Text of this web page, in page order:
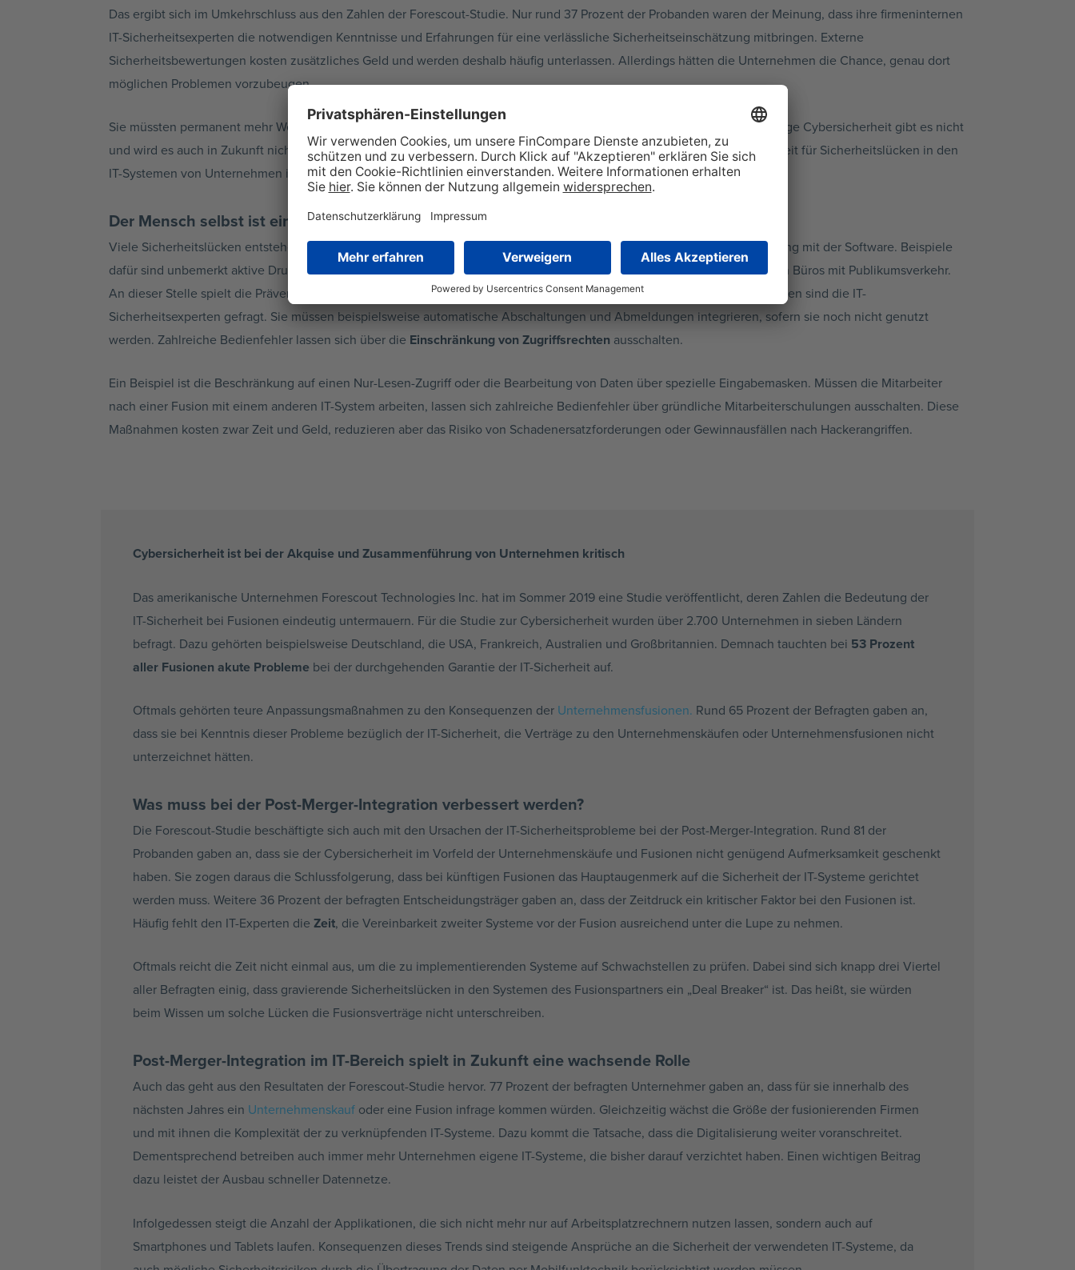
Das ergibt sich im Umkehrschluss aus den Zahlen der Forescout-Studie. Nur rund 37 Prozent der Probanden waren der Meinung, dass ihre firmeninternen
IT-Sicherheitsexperten die notwendigen Kenntnisse und Erfahrungen für eine verlässliche Sicherheitseinschätzung mitbringen. Externe
Sicherheitsbewertungen kosten zusätzliches Geld und werden deshalb häufig unterlassen. Allerdings hätten die Unternehmen die Chance, genau dort
möglichen Problemen vorzubeugen.
Sie müssten permanent mehr Wert auf die ständige Weiterbildung
ihrer internen IT-Experten legen. Eine hundertprozentige Cybersicherheit gibt es nicht
und wird es auch in Zukunft nicht geben. Aber die kontinuierliche Weiterbildung trägt dazu bei, dass die Wahrscheinlichkeit für Sicherheitslücken in den
IT-Systemen von Unternehmen insgesamt sinkt.
Der Mensch selbst ist ein Risikofaktor bei der Post-Merger-Integration der IT-Systeme
Viele Sicherheitslücken entstehen durch Bedienfehler sowohl bei der Administration der Netzwerke als auch beim Umgang mit der Software. Beispiele
dafür sind unbemerkt aktive Drucker mit WLAN-Modul oder offen einsehbare Anzeigen von Kundendaten auf Rechnern in Büros mit Publikumsverkehr.
An dieser Stelle spielt die Prävention eine große Rolle. Bei der Implementierung der IT-Systeme von übernommenen Firmen sind die IT-
Sicherheitsexperten gefragt. Sie müssen beispielsweise automatische Abschaltungen und Abmeldungen integrieren, sofern sie noch nicht genutzt
werden. Zahlreiche Bedienfehler lassen sich über die Einschränkung von Zugriffsrechten ausschalten.
Ein Beispiel ist die Beschränkung auf einen Nur-Lesen-Zugriff oder die Bearbeitung von Daten über spezielle Eingabemasken. Müssen die Mitarbeiter
nach einer Fusion mit einem anderen IT-System arbeiten, lassen sich zahlreiche Bedienfehler über gründliche Mitarbeiterschulungen ausschalten. Diese
Maßnahmen kosten zwar Zeit und Geld, reduzieren aber das Risiko von Schadenersatzforderungen oder Gewinnausfällen nach Hackerangriffen.
Cybersicherheit ist bei der Akquise und Zusammenführung von Unternehmen kritisch
Das amerikanische Unternehmen Forescout Technologies Inc. hat im Sommer 2019 eine Studie veröffentlicht, deren Zahlen die Bedeutung der
IT-Sicherheit bei Fusionen eindeutig untermauern. Für die Studie zur Cybersicherheit wurden über 2.700 Unternehmen in sieben Ländern
befragt. Dazu gehörten beispielsweise Deutschland, die USA, Frankreich, Australien und Großbritannien. Demnach tauchten bei 53 Prozent
aller Fusionen akute Probleme bei der durchgehenden Garantie der IT-Sicherheit auf.
Oftmals gehörten teure Anpassungsmaßnahmen zu den Konsequenzen der Unternehmensfusionen. Rund 65 Prozent der Befragten gaben an,
dass sie bei Kenntnis dieser Probleme bezüglich der IT-Sicherheit, die Verträge zu den Unternehmenskäufen oder Unternehmensfusionen nicht
unterzeichnet hätten.
Was muss bei der Post-Merger-Integration verbessert werden?
Die Forescout-Studie beschäftigte sich auch mit den Ursachen der IT-Sicherheitsprobleme bei der Post-Merger-Integration. Rund 81 der
Probanden gaben an, dass sie der Cybersicherheit im Vorfeld der Unternehmenskäufe und Fusionen nicht genügend Aufmerksamkeit geschenkt
haben. Sie zogen daraus die Schlussfolgerung, dass bei künftigen Fusionen das Hauptaugenmerk auf die Sicherheit der IT-Systeme gerichtet
werden muss. Weitere 36 Prozent der befragten Entscheidungsträger gaben an, dass der Zeitdruck ein kritischer Faktor bei den Fusionen ist.
Häufig fehlt den IT-Experten die Zeit, die Vereinbarkeit zweiter Systeme vor der Fusion ausreichend unter die Lupe zu nehmen.
Oftmals reicht die Zeit nicht einmal aus, um die zu implementierenden Systeme auf Schwachstellen zu prüfen. Dabei sind sich knapp drei Viertel
aller Befragten einig, dass gravierende Sicherheitslücken in den Systemen des Fusionspartners ein „Deal Breaker“ ist. Das heißt, sie würden
beim Wissen um solche Lücken die Fusionsverträge nicht unterschreiben.
Post-Merger-Integration im IT-Bereich spielt in Zukunft eine wachsende Rolle
Auch das geht aus den Resultaten der Forescout-Studie hervor. 77 Prozent der befragten Unternehmer gaben an, dass für sie innerhalb des
nächsten Jahres ein Unternehmenskauf oder eine Fusion infrage kommen würden. Gleichzeitig wächst die Größe der fusionierenden Firmen
und mit ihnen die Komplexität der zu verknüpfenden IT-Systeme. Dazu kommt die Tatsache, dass die Digitalisierung weiter voranschreitet.
Dementsprechend betreiben auch immer mehr Unternehmen eigene IT-Systeme, die bisher darauf verzichtet haben. Einen wichtigen Beitrag
dazu leistet der Ausbau schneller Datennetze.
Infolgedessen steigt die Anzahl der Applikationen, die sich nicht mehr nur auf Arbeitsplatzrechnern nutzen lassen, sondern auch auf
Smartphones und Tablets laufen. Konsequenzen dieses Trends sind steigende Ansprüche an die Sicherheit der verwendeten IT-Systeme, da